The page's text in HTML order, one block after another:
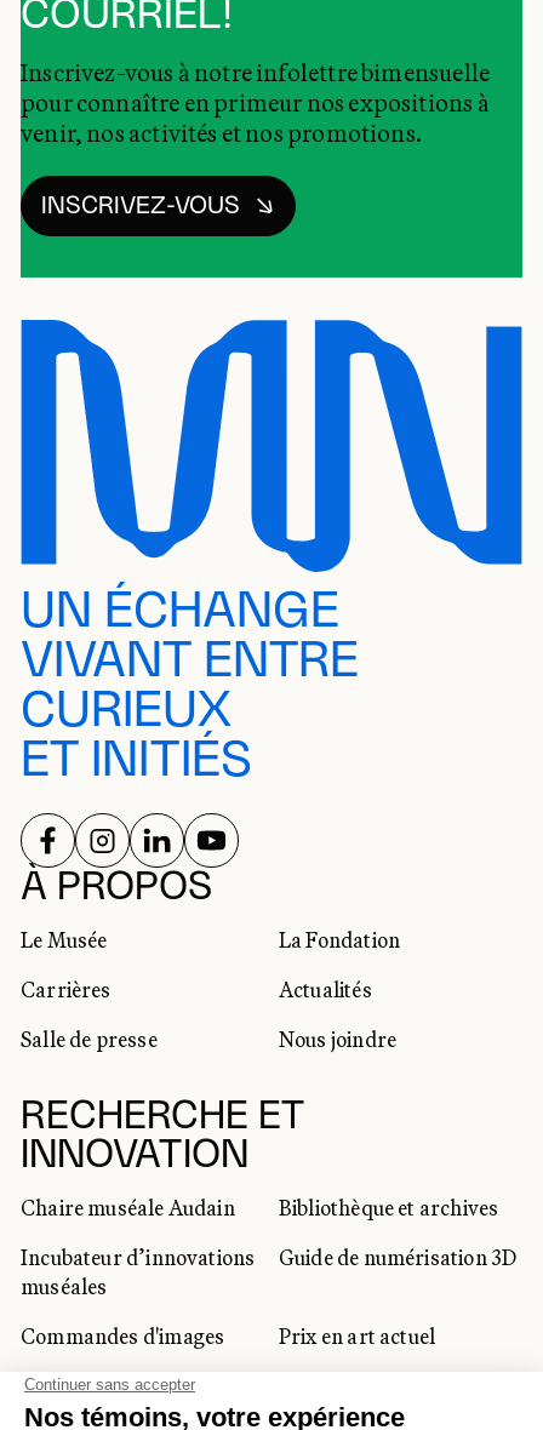
COURRIEL!
Inscrivez-vous à notre infolettre bimensuelle
pour connaître en primeur nos expositions à
venir, nos activités et nos promotions.
INSCRIVEZ-VOUS
UN ÉCHANGE
VIVANT ENTRE
CURIEUX
ET INITIÉS
À PROPOS
Le Musée
La Fondation
Carrières
Actualités
Salle de presse
Nous joindre
RECHERCHE ET
INNOVATION
Chaire muséale Audain
Bibliothèque et archives
Incubateur d’innovations
muséales
Guide de numérisation 3D
Commandes d'images
Prix en art actuel
Prix Lynne-Cohen
RÉSEAUX SOCIAUX
SUIVEZ-NOUS SUR
SUIVEZ-NOUS SUR
SUIVEZ-NOUS SUR
SUIVEZ-NOUS SUR